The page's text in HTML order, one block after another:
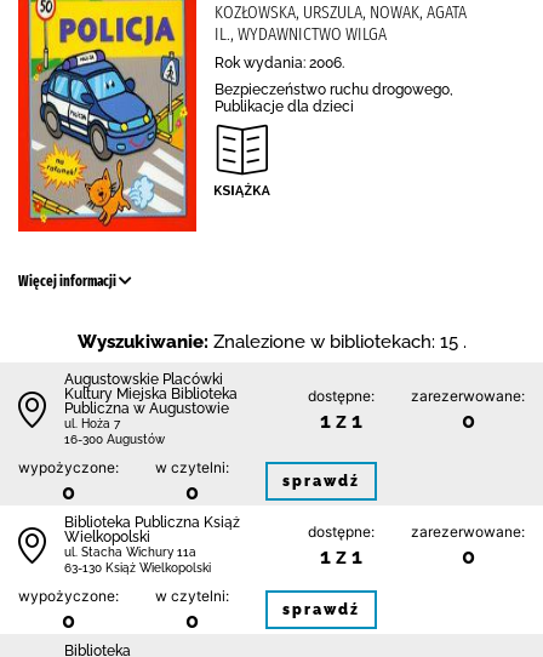
KOZŁOWSKA, URSZULA, NOWAK, AGATA
IL., WYDAWNICTWO WILGA
Rok wydania: 2006.
Bezpieczeństwo ruchu drogowego,
Publikacje dla dzieci
Więcej informacji
Wyszukiwanie: Znalezione w bibliotekach: 15 .
Augustowskie Placówki
Kultury Miejska Biblioteka
Publiczna w Augustowie
ul. Hoża 7
16-300 Augustów
dostępne:
1 z 1
zarezerwowane:
0
wypożyczone:
0
w czytelni:
0 sprawdź
Biblioteka Publiczna Książ
Wielkopolski
ul. Stacha Wichury 11a
63-130 Książ Wielkopolski
dostępne:
1 z 1
zarezerwowane:
0
wypożyczone:
0
w czytelni:
0 sprawdź
Biblioteka